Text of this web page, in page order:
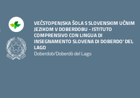
VEČSTOPENJSKA ŠOLA S SLOVENSKIM UČNIM
JEZIKOM V DOBERDOBU - ISTITUTO
COMPRENSIVO CON LINGUA DI
INSEGNAMENTO SLOVENA DI DOBERDO' DEL
LAGO
Doberdob/Doberdò del Lago